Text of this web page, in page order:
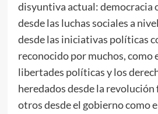
disyuntiva actual: democracia
desde las luchas sociales a
desde las iniciativas políticas
reconocido por muchos, como
libertades políticas y los
heredados desde la revolución
otros desde el gobierno como